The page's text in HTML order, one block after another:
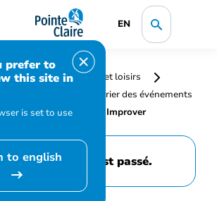
EN
prefer to
this site in
is set to use
to english
culture, sports et loisirs
inscription
Calendrier des événements
en ligne moderne Improver
Cet événement est passé.